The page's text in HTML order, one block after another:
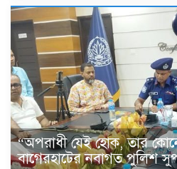
“অপরাধী যেই হোক, তার
বাগেরহাটের নবাগত পুলিশ